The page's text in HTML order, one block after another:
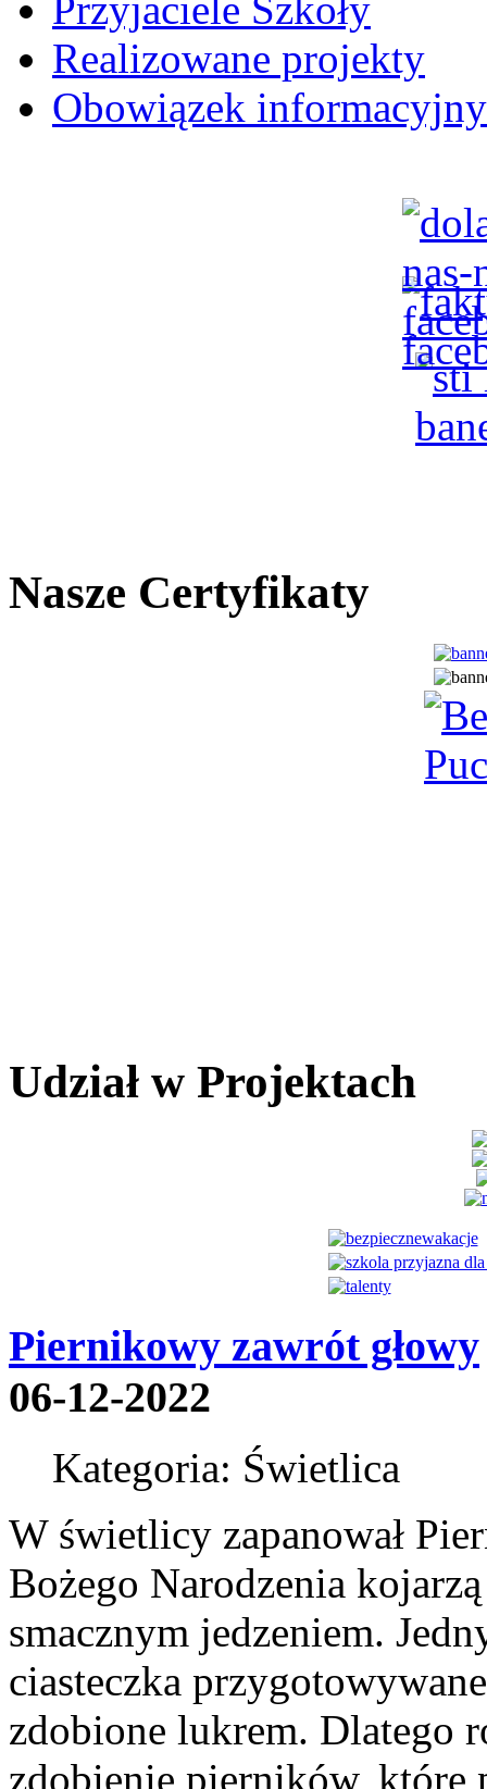
Realizowane projekty
Obowiązek informacyjny
Nasze Certyfikaty
Udział w Projektach
Piernikowy zawrót głowy
06-12-2022
Kategoria: Świetlica
W świetlicy zapanował
Bożego Narodzenia
smacznym jedzeniem.
ciasteczka
zdobione lukrem. Dlatego
zdobienie pierników, które